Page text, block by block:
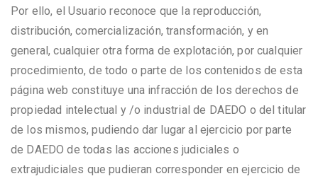
Por ello, el Usuario reconoce que la reproducción,
distribución, comercialización, transformación, y en
general, cualquier otra forma de explotación, por cualquier
procedimiento, de todo o parte de los contenidos de esta
página web constituye una infracción de los derechos de
propiedad intelectual y /o industrial de DAEDO o del titular
de los mismos, pudiendo dar lugar al ejercicio por parte
de DAEDO de todas las acciones judiciales o
extrajudiciales que pudieran corresponder en ejercicio de